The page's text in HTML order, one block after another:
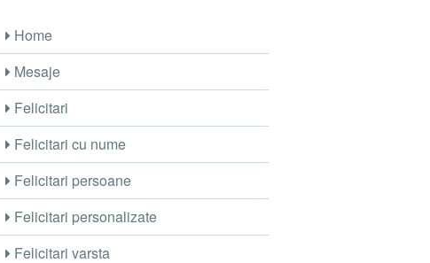
Home
Mesaje
Felicitari
Felicitari cu nume
Felicitari persoane
Felicitari personalizate
Felicitari varsta